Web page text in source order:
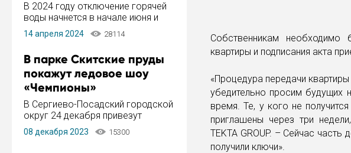
В 2024 году отключение горячей
воды начнется в начале июня и
завершится в конце августа.
Период отключения составит не
14 апреля 2024 28114
В парке Скитские пруды
покажут ледовое шоу
«Чемпионы»
В Сергиево-Посадский городской
округ 24 декабря привезут
ледовый тур «Чемпионы»
заслуженного мастера спорта,
08 декабря 2023 15300
Собственникам необходимо
квартиры и подписания акта
«Процедура передачи
убедительно просим будущих
время. Те, у кого не
приглашены через три
TEKTA GROUP. – Сейчас
получили ключи».